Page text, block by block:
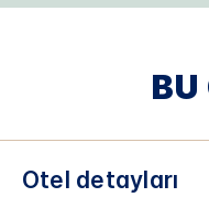
BU
Otel detayları